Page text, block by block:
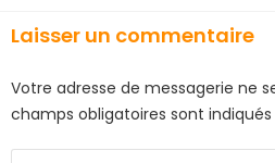
Laisser un commentaire
Votre adresse de messagerie ne
champs obligatoires sont